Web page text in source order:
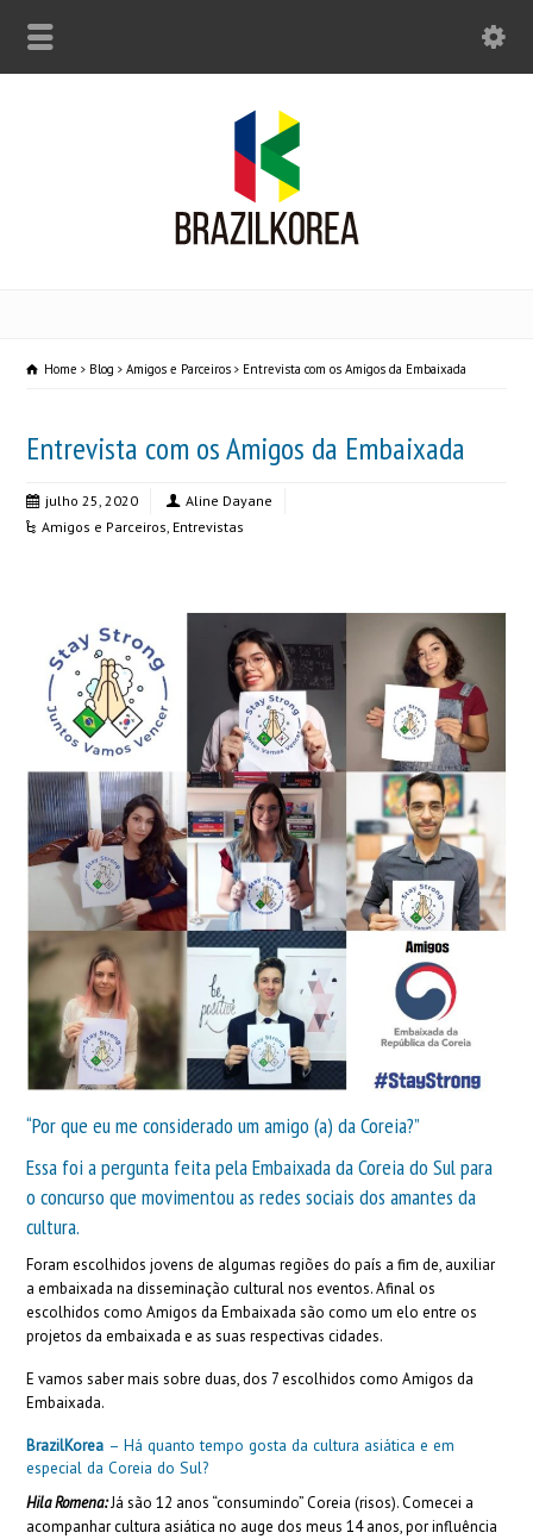
Home Blog Amigos e Parceiros Entrevista com os Amigos da Embaixada
Entrevista com os Amigos da Embaixada
julho 25, 2020
Aline Dayane
Amigos e Parceiros, Entrevistas
“Por que eu me considerado um amigo (a) da Coreia?”
Essa foi a pergunta feita pela Embaixada da Coreia do Sul para
o concurso que movimentou as redes sociais dos amantes da
cultura.
Foram escolhidos jovens de algumas regiões do país a fim de, auxiliar
a embaixada na disseminação cultural nos eventos. Afinal os
escolhidos como Amigos da Embaixada são como um elo entre os
projetos da embaixada e as suas respectivas cidades.
E vamos saber mais sobre duas, dos 7 escolhidos como Amigos da
Embaixada.
BrazilKorea – Há quanto tempo gosta da cultura asiática e em
especial da Coreia do Sul?
Hila Romena:Já são 12 anos “consumindo” Coreia (risos). Comecei a
acompanhar cultura asiática no auge dos meus 14 anos, por influência